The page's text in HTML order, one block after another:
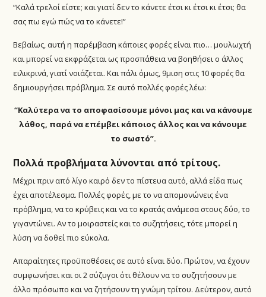
“Καλά τρελοί είστε; και γιατί δεν το κάνετε έτσι κι έτσι κι έτσι; θα
σας πω εγώ πώς να το κάνετε!”
Βεβαίως, αυτή η παρέμβαση κάποιες φορές είναι πιο… μουλωχτή
και μπορεί να εκφράζεται ως προσπάθεια να βοηθήσει ο άλλος
ειλικρινά, γιατί νοιάζεται. Και πάλι όμως, 9μιση στις 10 φορές θα
δημιουργήσει πρόβλημα. Σε αυτό πολλές φορές λέω:
“Καλύτερα να το αποφασίσουμε μόνοι μας και να κάνουμε
λάθος, παρά να επέμβει κάποιος άλλος και να κάνουμε
το σωστό”.
Πολλά προβλήματα λύνονται από τρίτους.
Μέχρι πριν από λίγο καιρό δεν το πίστευα αυτό, αλλά είδα πως
έχει αποτέλεσμα. Πολλές φορές, με το να απομονώνεις ένα
πρόβλημα, να το κρύβεις και να το κρατάς ανάμεσα στους δύο, το
γιγαντώνει. Αν το μοιραστείς και το συζητήσεις, τότε μπορεί η
λύση να δοθεί πιο εύκολα.
Απαραίτητες προϋποθέσεις σε αυτό είναι δύο. Πρώτον, να έχουν
συμφωνήσει και οι 2 σύζυγοι ότι θέλουν να το συζητήσουν με
άλλο πρόσωπο και να ζητήσουν τη γνώμη τρίτου. Δεύτερον, αυτό